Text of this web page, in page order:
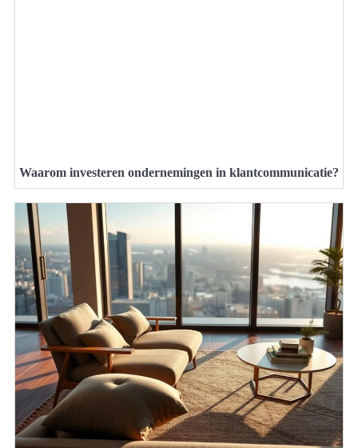
Waarom investeren ondernemingen in klantcommunicatie?